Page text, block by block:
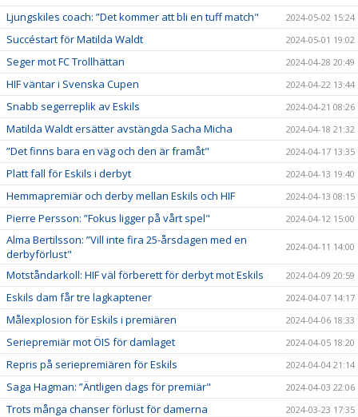
Ljungskiles coach: ”Det kommer att bli en tuff match"
2024-05-02 15:24
Succéstart för Matilda Waldt 2024-05-01 19:02
Seger mot FC Trollhättan 2024-04-28 20:49
HIF väntar i Svenska Cupen 2024-04-22 13:44
Snabb segerreplik av Eskils 2024-04-21 08:26
Matilda Waldt ersätter avstängda Sacha Micha 2024-04-18 21:32
”Det finns bara en väg och den är framåt" 2024-04-17 13:35
Platt fall för Eskils i derbyt 2024-04-13 19:40
Hemmapremiär och derby mellan Eskils och HIF 2024-04-13 08:15
Pierre Persson: ”Fokus ligger på vårt spel" 2024-04-12 15:00
Alma Bertilsson: ”Vill inte fira 25-årsdagen med en
derbyförlust"
2024-04-11 14:00
Motståndarkoll: HIF väl förberett för derbyt mot Eskils 2024-04-09 20:59
Eskils dam får tre lagkaptener 2024-04-07 14:17
Målexplosion för Eskils i premiären 2024-04-06 18:33
Seriepremiär mot ÖIS för damlaget 2024-04-05 18:20
Repris på seriepremiären för Eskils 2024-04-04 21:14
Saga Hagman: ”Äntligen dags för premiär" 2024-04-03 22:06
Trots många chanser förlust för damerna 2024-03-23 17:35